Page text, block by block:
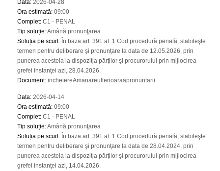
Data: 2026-04-28
Ora estimată: 09:00
Complet: C1 - PENAL
Tip soluție:Amână pronunţarea
Soluția pe scurt: În baza art. 391 al. 1 Cod procedură penală, stabileşte
termen pentru deliberare şi pronunţare la data de 12.05.2026, prin
punerea acesteia la dispoziţia părţilor şi procurorului prin mijlocirea
grefei instanţei azi, 28.04.2026.
Document: incheiereAmanareulterioaraapronuntarii
Data: 2026-04-14
Ora estimată: 09:00
Complet: C1 - PENAL
Tip soluție:Amână pronunţarea
Soluția pe scurt: În baza art. 391 al. 1 Cod procedură penală, stabileşte
termen pentru deliberare şi pronunţare la data de 28.04.2024, prin
punerea acesteia la dispoziţia părţilor şi procurorului prin mijlocirea
grefei instanţei azi, 14.04.2026.